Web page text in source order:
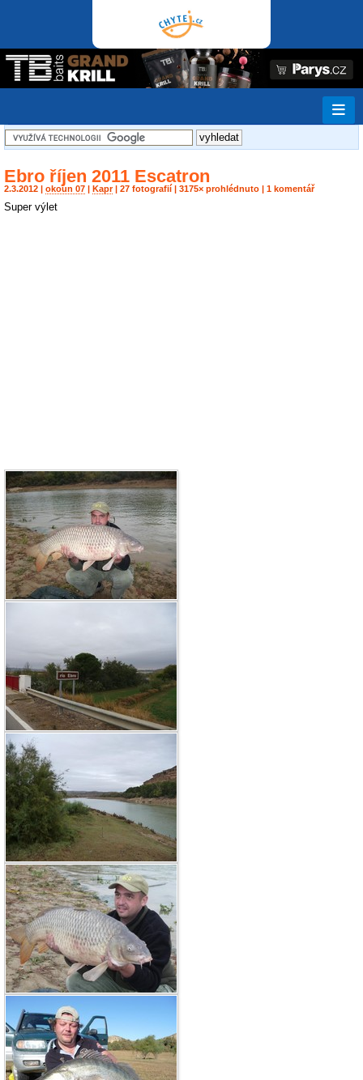
Ebro říjen 2011 Escatron
2.3.2012 | okoun 07 Kapr| 27 fotografií | 3175× prohlédnuto | 1 komentář
Super výlet